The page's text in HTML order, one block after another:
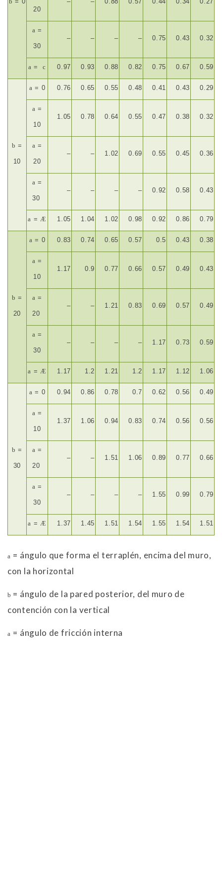
20
a =
30
– – – – 0.75 0.43 0.32
a = c 0.97 0.93 0.88 0.82 0.75 0.67 0.59
b =
10
a = 0 0.76 0.65 0.55 0.48 0.41 0.43 0.29
a =
10
1.05 0.78 0.64 0.55 0.47 0.38 0.32
a =
20
– – 1.02 0.69 0.55 0.45 0.36
a =
30
– – – – 0.92 0.58 0.43
a =Æ 1.05 1.04 1.02 0.98 0.92 0.86 0.79
b =
20
a = 0 0.83 0.74 0.65 0.57 0.5 0.43 0.38
a =
10
1.17 0.9 0.77 0.66 0.57 0.49 0.43
a =
20
– – 1.21 0.83 0.69 0.57 0.49
a =
30
– – – – 1.17 0.73 0.59
a =Æ 1.17 1.2 1.21 1.2 1.17 1.12 1.06
b =
30
a = 0 0.94 0.86 0.78 0.7 0.62 0.56 0.49
a =
10
1.37 1.06 0.94 0.83 0.74 0.56 0.56
a =
20
– – 1.51 1.06 0.89 0.77 0.66
a =
30
– – – – 1.55 0.99 0.79
a =Æ 1.37 1.45 1.51 1.54 1.55 1.54 1.51
a = ángulo que forma el terraplén, encima del muro,
con la horizontal
b = ángulo de la pared posterior, del muro de
contención con la vertical
a = ángulo de fricción interna